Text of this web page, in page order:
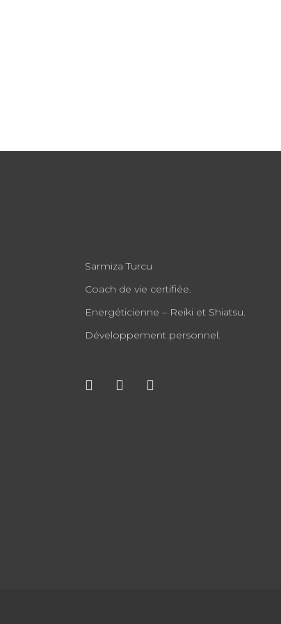
Sarmiza Turcu
Coach de vie certifiée.
Energéticienne – Reiki et Shiatsu.
Développement personnel.